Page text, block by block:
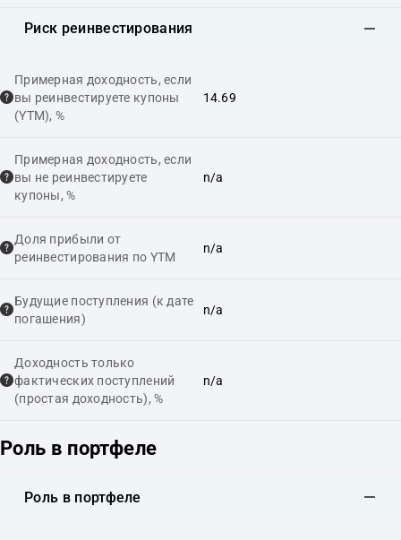
Риск реинвестирования
Примерная доходность, если
вы реинвестируете купоны
(YTM), %
14.69
Примерная доходность, если
вы не реинвестируете
купоны, %
n/a
Доля прибыли от
реинвестирования по YTM
n/a
Будущие поступления (к дате
погашения)
n/a
Доходность только
фактических поступлений
(простая доходность), %
n/a
Роль в портфеле
Роль в портфеле